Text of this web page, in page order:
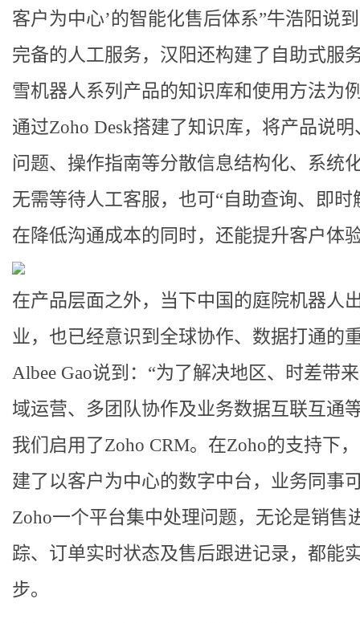
客户为中心’的智能化售后体系”牛浩阳说
完备的人工服务，汉阳还构建了自助式服
雪机器人系列产品的知识库和使用方法为
通过Zoho Desk搭建了知识库，将产品说明
问题、操作指南等分散信息结构化、系统
无需等待人工客服，也可“自助查询、即时
在降低沟通成本的同时，还能提升客户体
在产品层面之外，当下中国的庭院机器人
业，也已经意识到全球协作、数据打通的
Albee Gao说到：“为了解决地区、时差带
域运营、多团队协作及业务数据互联互通
我们启用了Zoho CRM。在Zoho的支持下
建了以客户为中心的数字中台，业务同事
Zoho一个平台集中处理问题，无论是销售
踪、订单实时状态及售后跟进记录，都能
步。